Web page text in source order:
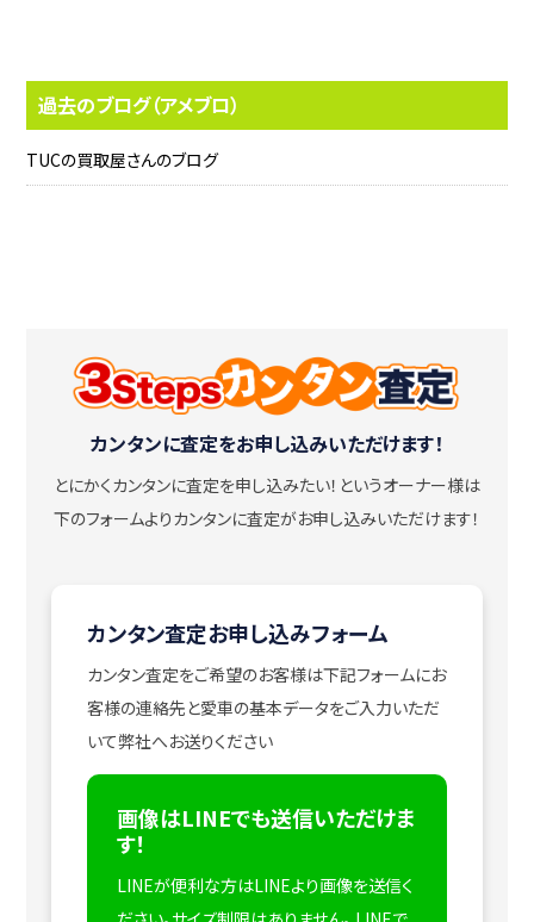
過去のブログ（アメブロ）
TUCの買取屋さんのブログ
カンタンに査定をお申し込みいただけます！
とにかくカンタンに査定を申し込みたい！ というオーナー様は
下のフォームよりカンタンに査定がお申し込みいただけます！
カンタン査定お申し込みフォーム
カンタン査定をご希望のお客様は下記フォームにお
客様の連絡先と愛車の基本データをご入力いただ
いて弊社へお送りください
画像はLINEでも送信いただけま
す！
LINEが便利な方はLINEより画像を送信く